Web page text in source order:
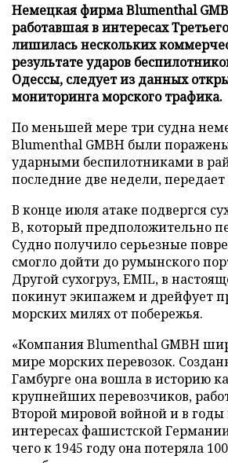
Немецкая фирма Blumenthal
работавшая в интересах
лишилась нескольких
результате ударов
Одессы, следует из данных
мониторинга морского трафика.
По меньшей мере три судна
Blumenthal GMBH были
ударными беспилотниками в
последние две недели, передает
В конце июля атаке подвергся
B, который предположительно
Судно получило серьезные
смогло дойти до румынского
Другой сухогруз, EMIL, в
покинут экипажем и дрейфует
морских милях от побережья.
«Компания Blumenthal GMBH
мире морских перевозок.
Гамбурге она вошла в историю
крупнейших перевозчиков,
Второй мировой войной и в
интересах фашистской
чего к 1945 году она потеряла